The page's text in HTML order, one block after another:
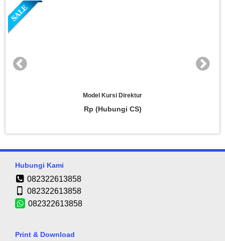
Kursi Direktur Kayu
Rp (Hubungi CS)
Hubungi Kami
082322613858
082322613858
082322613858
Print & Download